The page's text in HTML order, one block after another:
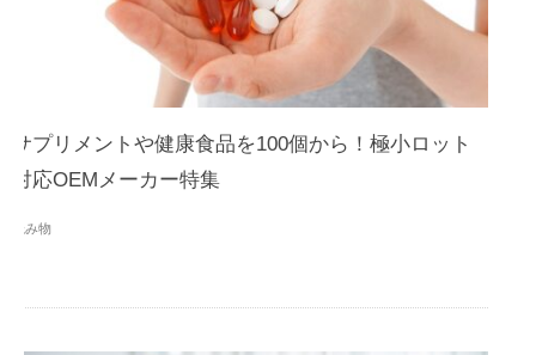
サプリメントや健康食品を100個から！極小ロット
対応OEMメーカー特集
読み物